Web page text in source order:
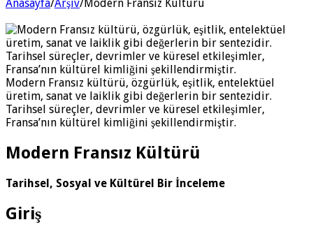
Anasayfa/Arşiv/Modern Fransız Kültürü
Modern Fransız kültürü, özgürlük, eşitlik, entelektüel
üretim, sanat ve laiklik gibi değerlerin bir sentezidir.
Tarihsel süreçler, devrimler ve küresel etkileşimler,
Fransa’nın kültürel kimliğini şekillendirmiştir.
Modern Fransız Kültürü
Tarihsel, Sosyal ve Kültürel Bir İnceleme
Giriş